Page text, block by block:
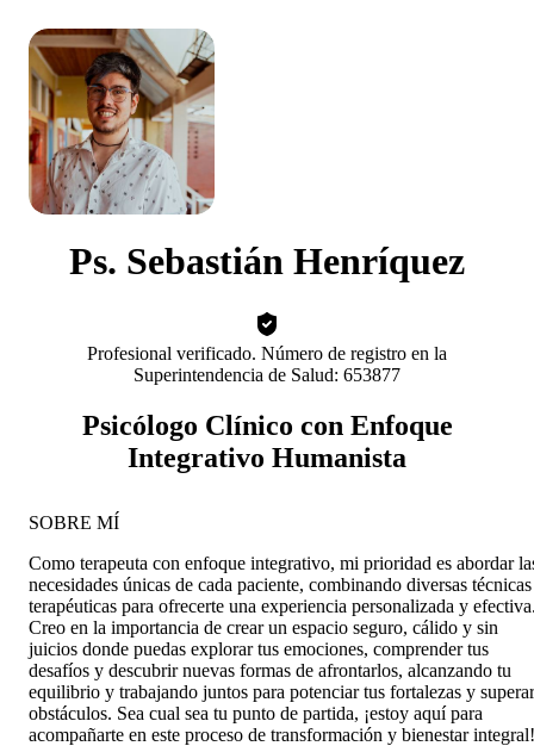
Ps. Sebastián Henríquez
Profesional verificado. Número de registro en la
Superintendencia de Salud: 653877
Psicólogo Clínico con Enfoque
Integrativo Humanista
SOBRE MÍ
Como terapeuta con enfoque integrativo, mi prioridad es abordar
necesidades únicas de cada paciente, combinando diversas técnicas
terapéuticas para ofrecerte una experiencia personalizada y
Creo en la importancia de crear un espacio seguro, cálido y sin
juicios donde puedas explorar tus emociones, comprender tus
desafíos y descubrir nuevas formas de afrontarlos, alcanzando tu
equilibrio y trabajando juntos para potenciar tus fortalezas y superar
obstáculos. Sea cual sea tu punto de partida, ¡estoy aquí para
acompañarte en este proceso de transformación y bienestar integral!